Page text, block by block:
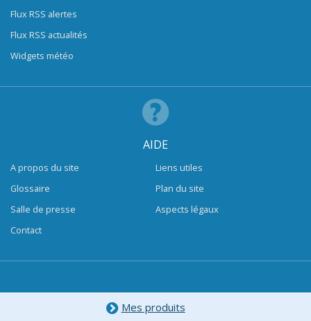
Flux RSS alertes
Flux RSS actualités
Widgets météo
AIDE
A propos du site
Glossaire
Salle de presse
Contact
Liens utiles
Plan du site
Aspects légaux
Mes produits